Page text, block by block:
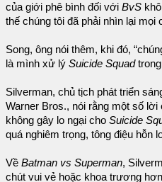
của giới phê bình đối với BvS
thế chúng tôi đã phải nhìn lại mọi
Song, ông nói thêm, khi đó,
là mình xử lý Suicide Squadtrong
Silverman, chủ tịch phát triển
Warner Bros., nói rằng một số lời
không gây lo ngại cho Suicide
quá nghiêm trọng, tông điệu hỗn
Về Batman vs Superman,
chút vui vẻ hoặc khoa trương